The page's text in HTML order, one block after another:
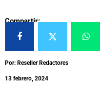
Compartir:
Por: Reseller Redactores
13 febrero, 2024